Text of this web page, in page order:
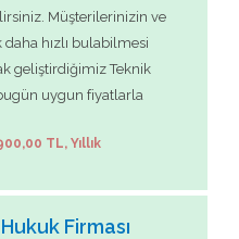
Müşterilerinizin ve
daha hızlı bulabilmesi
geliştirdiğimiz Teknik
uygun fiyatlarla
TL, Yıllık
Firması